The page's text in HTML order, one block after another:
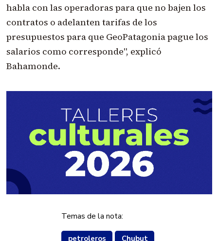
habla con las operadoras para que no bajen los
contratos o adelanten tarifas de los
presupuestos para que GeoPatagonia pague los
salarios como corresponde", explicó
Bahamonde.
Temas de la nota:
petroleros Chubut